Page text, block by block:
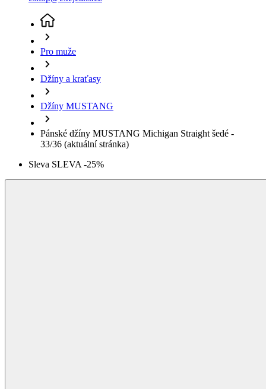
Džíny MUSTANG
Pánské džíny MUSTANG Michigan Straight šedé -
33/36 (aktuální stránka)
Sleva SLEVA -25%